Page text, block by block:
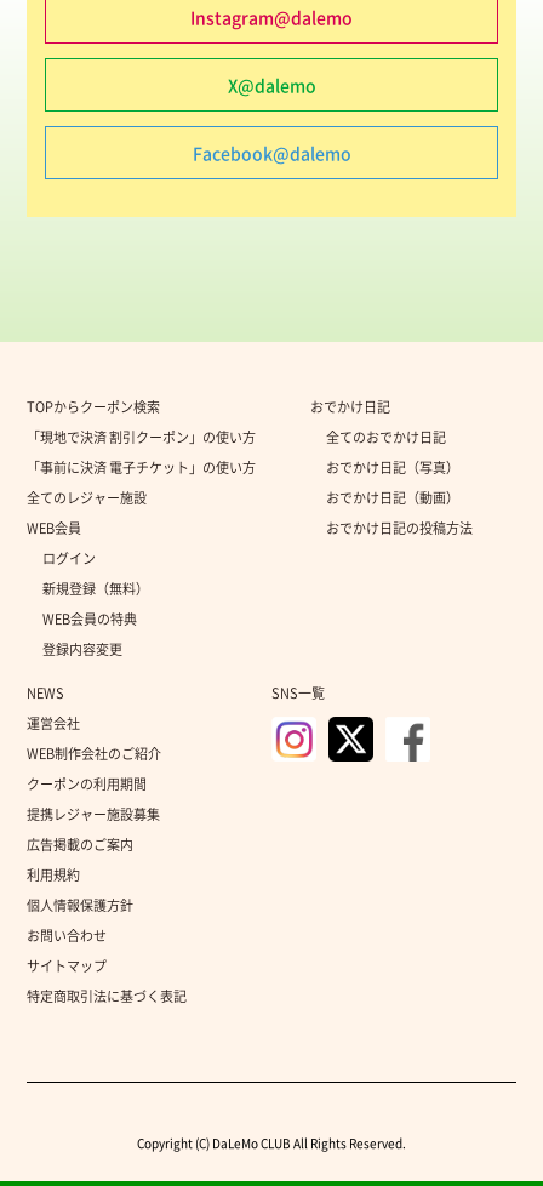
Instagram@dalemo
X@dalemo
Facebook@dalemo
TOPからクーポン検索
「現地で決済 割引クーポン」の使い方
「事前に決済 電子チケット」の使い方
全てのレジャー施設
WEB会員
ログイン
新規登録（無料）
WEB会員の特典
登録内容変更
おでかけ日記
全てのおでかけ日記
おでかけ日記（写真）
おでかけ日記（動画）
おでかけ日記の投稿方法
NEWS
運営会社
WEB制作会社のご紹介
クーポンの利用期間
提携レジャー施設募集
広告掲載のご案内
利用規約
個人情報保護方針
お問い合わせ
サイトマップ
特定商取引法に基づく表記
SNS一覧
Copyright (C) DaLeMo CLUB All Rights Reserved.